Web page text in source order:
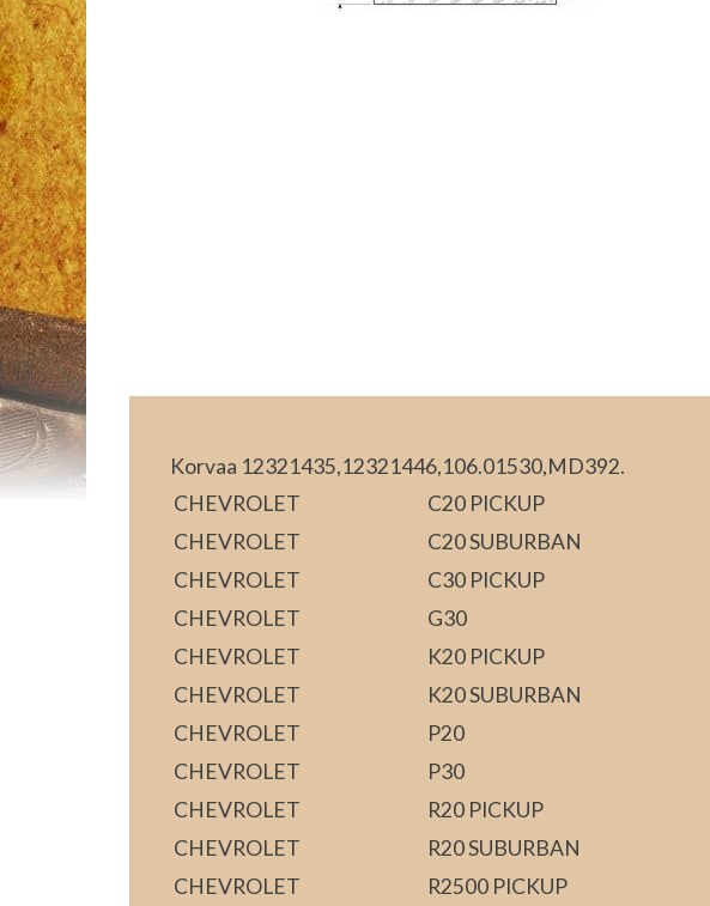
Korvaa 12321435,12321446,106.01530,MD392.
CHEVROLET
C20 PICKUP
CHEVROLET
C20 SUBURBAN
CHEVROLET
C30 PICKUP
CHEVROLET
G30
CHEVROLET
K20 PICKUP
CHEVROLET
K20 SUBURBAN
CHEVROLET
P20
CHEVROLET
P30
CHEVROLET
R20 PICKUP
CHEVROLET
R20 SUBURBAN
CHEVROLET
R2500 PICKUP